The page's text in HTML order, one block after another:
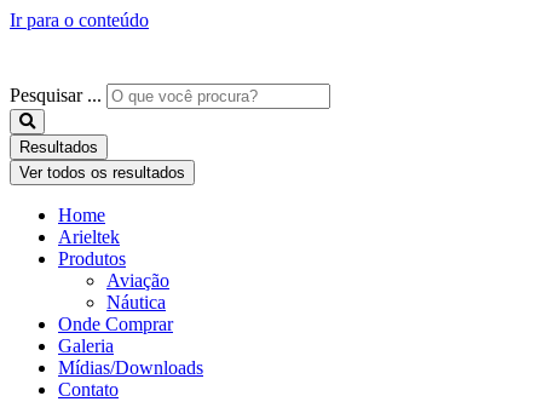
Ir para o conteúdo
Pesquisar ...
Resultados
Ver todos os resultados
Home
Arieltek
Produtos
Aviação
Náutica
Onde Comprar
Galeria
Mídias/Downloads
Contato